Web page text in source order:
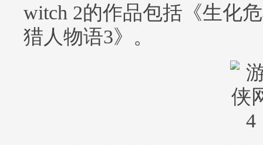
witch 2的作品包括《生化
猎人物语3》。